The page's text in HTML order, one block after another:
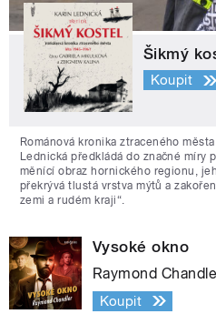
Šikmý
Koupit
Románová kronika ztraceného
Lednická předkládá do značné míry
měnící obraz hornického regionu,
překrývá tlustá vrstva mýtů a
zemi a rudém kraji“.
Vysoké okno
Raymond
Koupit